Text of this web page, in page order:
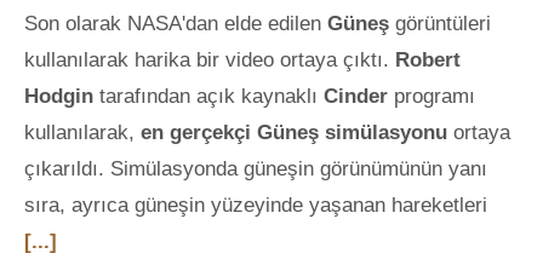
Son olarak NASA'dan elde edilen Güneş görüntüleri
kullanılarak harika bir video ortaya çıktı. Robert
Hodgin tarafından açık kaynaklı Cinder programı
kullanılarak, en gerçekçi Güneş simülasyonu ortaya
çıkarıldı. Simülasyonda güneşin görünümünün yanı
sıra, ayrıca güneşin yüzeyinde yaşanan hareketleri
[...]